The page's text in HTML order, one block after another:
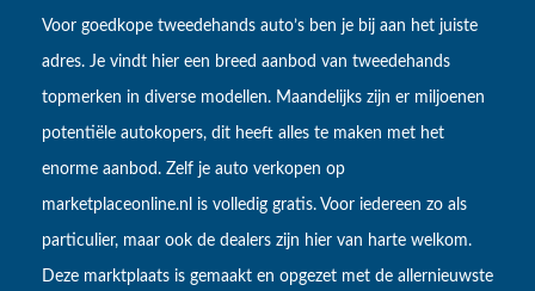
Voor goedkope tweedehands auto’s ben je bij aan het juiste
adres. Je vindt hier een breed aanbod van tweedehands
topmerken in diverse modellen. Maandelijks zijn er miljoenen
potentiële autokopers, dit heeft alles te maken met het
enorme aanbod. Zelf je auto verkopen op
marketplaceonline.nl is volledig gratis. Voor iedereen zo als
particulier, maar ook de dealers zijn hier van harte welkom.
Deze marktplaats is gemaakt en opgezet met de allernieuwste